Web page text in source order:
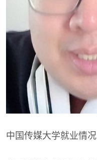
中国传媒大学就业情况